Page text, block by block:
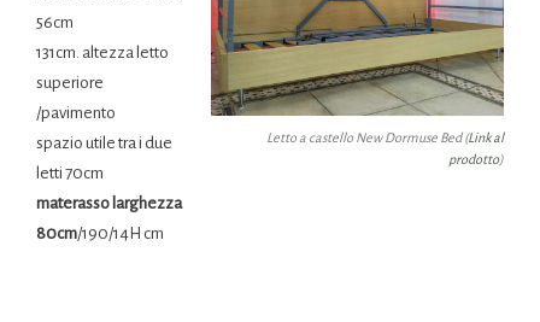
Letto a castello New Dormuse Bed (Link al
prodotto)
56cm
131cm. altezza letto
superiore
/pavimento
spazio utile tra i due
letti 70cm
materasso larghezza
80cm/190/14H cm